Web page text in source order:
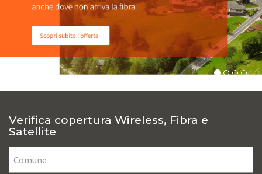
Verifica copertura Wireless, Fibra e
Satellite